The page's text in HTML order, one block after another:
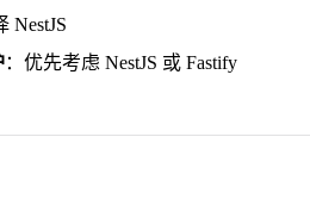
NestJS
：优先考虑 NestJS 或 Fastify